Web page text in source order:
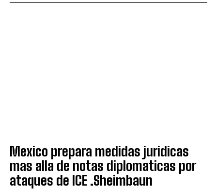
Mexico prepara medidas juridicas
mas alla de notas diplomaticas por
ataques de ICE .Sheimbaun